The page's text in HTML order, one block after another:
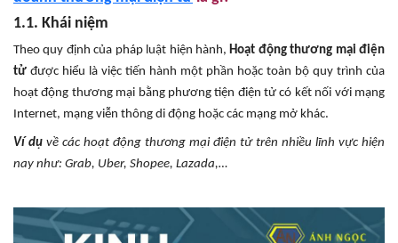
1.1. Khái niệm
Theo quy định của pháp luật hiện hành,Hoạt động thương mại điện
tử được hiểu là việc tiến hành một phần hoặc toàn bộ quy trình của
hoạt động thương mại bằng phương tiện điện tử có kết nối với mạng
Internet, mạng viễn thông di động hoặc các mạng mở khác.
Ví dụ về các hoạt động thương mại điện tử trên nhiều lĩnh vực hiện
nay như: Grab, Uber, Shopee, Lazada,…